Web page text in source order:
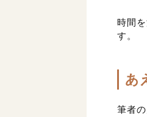
時間
す。
あ
筆者